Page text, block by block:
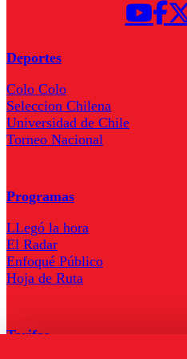
Deportes
Colo Colo
Seleccion Chilena
Universidad de Chile
Torneo Nacional
Programas
LLegó la hora
El Radar
Enfoqué Público
Hoja de Ruta
Tarifas